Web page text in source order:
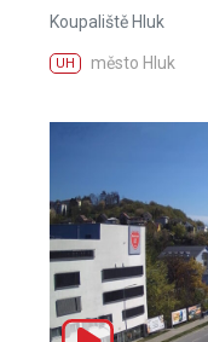
Koupaliště Hluk
UH město Hluk